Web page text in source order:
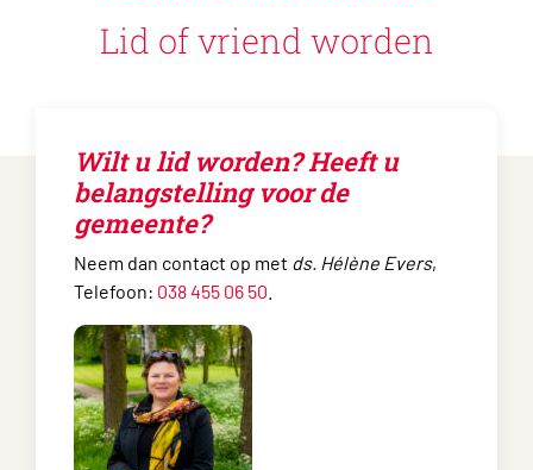
Lid of vriend worden
Wilt u lid worden? Heeft u
belangstelling voor de
gemeente?
Neem dan contact op met ds. Hélène Evers,
Telefoon: 038 455 06 50